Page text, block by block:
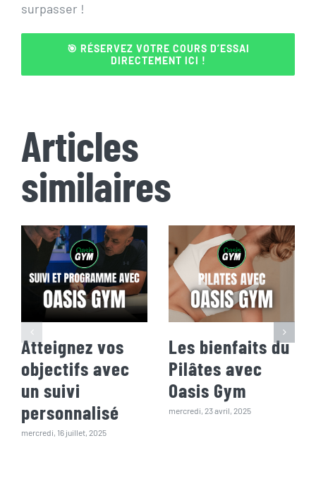
surpasser !
🎯 RÉSERVEZ VOTRE COURS D’ESSAI
DIRECTEMENT ICI !
Articles
similaires
Atteignez vos
objectifs avec
un suivi
personnalisé
mercredi, 16 juillet, 2025
Les bienfaits du
Pilâtes avec
Oasis Gym
mercredi, 23 avril, 2025